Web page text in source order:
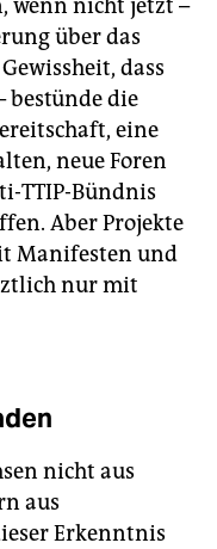
wenn nicht jetzt –
über das
dass
bestünde die
eine
neue Foren
TTIP-Bündnis
Aber Projekte
Manifesten und
nur mit
nicht aus
aus
Erkenntnis